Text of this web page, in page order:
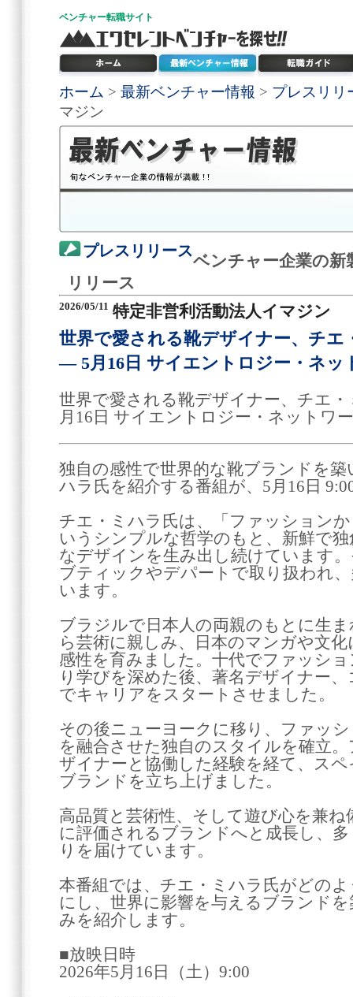
ベンチャー転職サイト
ホーム > 最新ベンチャー情報 > プレスリリ
マジン
プレスリリース
ベンチャー企業の新
リリース
2026/05/11 特定非営利活動法人イマジン
世界で愛される靴デザイナー、チエ
― 5月16日 サイエントロジー・ネ
世界で愛される靴デザイナー、チエ
月16日 サイエントロジー・ネットワ
独自の感性で世界的な靴ブランドを
ハラ氏を紹介する番組が、5月16日
チエ・ミハラ氏は、「ファッション
いうシンプルな哲学のもと、新鮮で
なデザインを生み出し続けています
ブティックやデパートで取り扱われ
います。
ブラジルで日本人の両親のもとに生
ら芸術に親しみ、日本のマンガや文
感性を育みました。十代でファッシ
り学びを深めた後、著名デザイナー
でキャリアをスタートさせました。
その後ニューヨークに移り、ファッ
を融合させた独自のスタイルを確立
ザイナーと協働した経験を経て、ス
ブランドを立ち上げました。
高品質と芸術性、そして遊び心を兼
に評価されるブランドへと成長し、
りを届けています。
本番組では、チエ・ミハラ氏がどの
にし、世界に影響を与えるブランド
みを紹介します。
■放映日時
2026年5月16日（土）9:00